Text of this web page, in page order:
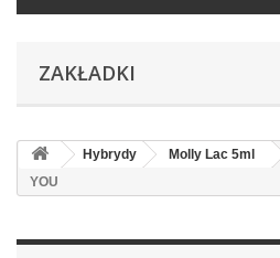
ZAKŁADKI
Hybrydy Molly Lac 5ml
YOU